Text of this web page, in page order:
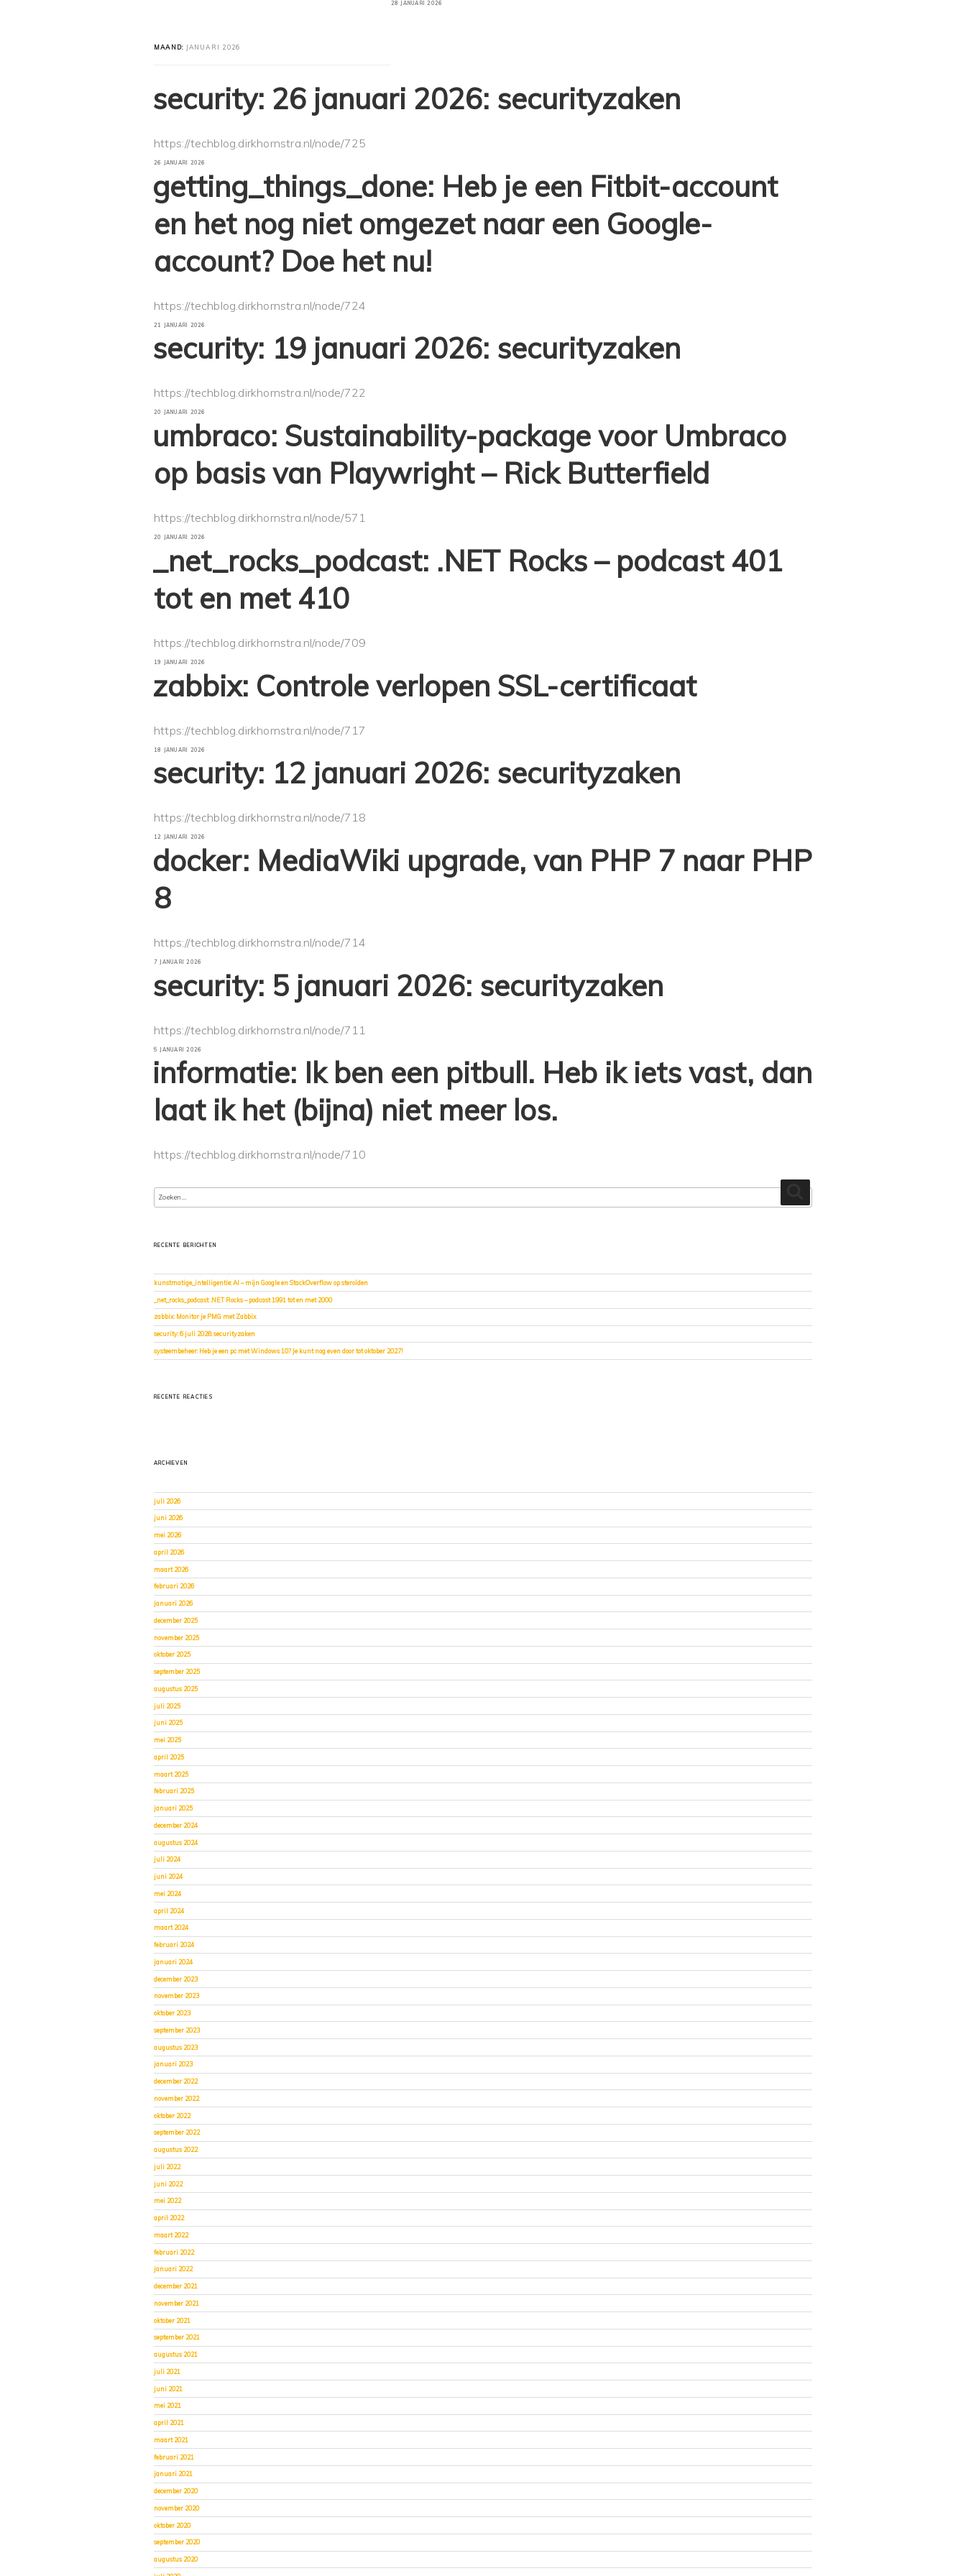
MAAND: JANUARI 2026
GEPLAATST
28 JANUARI 2026
security: 26 januari 2026: securityzaken
https://techblog.dirkhornstra.nl/node/725
GEPLAATST
26 JANUARI 2026
getting_things_done: Heb je een Fitbit-account
en het nog niet omgezet naar een Google-
account? Doe het nu!
https://techblog.dirkhornstra.nl/node/724
GEPLAATST
21 JANUARI 2026
security: 19 januari 2026: securityzaken
https://techblog.dirkhornstra.nl/node/722
GEPLAATST
20 JANUARI 2026
umbraco: Sustainability-package voor Umbraco
op basis van Playwright – Rick Butterfield
https://techblog.dirkhornstra.nl/node/571
GEPLAATST
20 JANUARI 2026
_net_rocks_podcast: .NET Rocks – podcast 401
tot en met 410
https://techblog.dirkhornstra.nl/node/709
GEPLAATST
19 JANUARI 2026
zabbix: Controle verlopen SSL-certificaat
https://techblog.dirkhornstra.nl/node/717
GEPLAATST
18 JANUARI 2026
security: 12 januari 2026: securityzaken
https://techblog.dirkhornstra.nl/node/718
GEPLAATST
12 JANUARI 2026
docker: MediaWiki upgrade, van PHP 7 naar PHP
8
https://techblog.dirkhornstra.nl/node/714
GEPLAATST
7 JANUARI 2026
security: 5 januari 2026: securityzaken
https://techblog.dirkhornstra.nl/node/711
GEPLAATST
5 JANUARI 2026
informatie: Ik ben een pitbull. Heb ik iets vast, dan
laat ik het (bijna) niet meer los.
https://techblog.dirkhornstra.nl/node/710
naar:
Zoeken
RECENTE BERICHTEN
kunstmatige_intelligentie: AI – mijn Google en StackOverflow op steroïden
_net_rocks_podcast: .NET Rocks – podcast 1991 tot en met 2000
zabbix: Monitor je PMG met Zabbix
security: 6 juli 2026: securityzaken
systeembeheer: Heb je een pc met Windows 10? Je kunt nog even door tot oktober 2027!
RECENTE REACTIES
ARCHIEVEN
juli 2026
juni 2026
mei 2026
april 2026
maart 2026
februari 2026
januari 2026
december 2025
november 2025
oktober 2025
september 2025
augustus 2025
juli 2025
juni 2025
mei 2025
april 2025
maart 2025
februari 2025
januari 2025
december 2024
augustus 2024
juli 2024
juni 2024
mei 2024
april 2024
maart 2024
februari 2024
januari 2024
december 2023
november 2023
oktober 2023
september 2023
augustus 2023
januari 2023
december 2022
november 2022
oktober 2022
september 2022
augustus 2022
juli 2022
juni 2022
mei 2022
april 2022
maart 2022
februari 2022
januari 2022
december 2021
november 2021
oktober 2021
september 2021
augustus 2021
juli 2021
juni 2021
mei 2021
april 2021
maart 2021
februari 2021
januari 2021
december 2020
november 2020
oktober 2020
september 2020
augustus 2020